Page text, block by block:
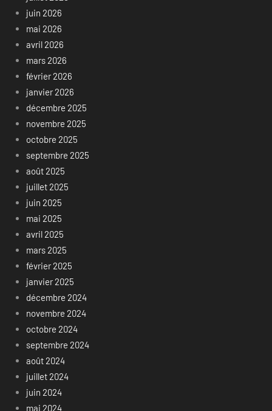
juin 2026
mai 2026
avril 2026
mars 2026
février 2026
janvier 2026
décembre 2025
novembre 2025
octobre 2025
septembre 2025
août 2025
juillet 2025
juin 2025
mai 2025
avril 2025
mars 2025
février 2025
janvier 2025
décembre 2024
novembre 2024
octobre 2024
septembre 2024
août 2024
juillet 2024
juin 2024
mai 2024